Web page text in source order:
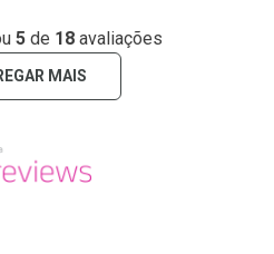
5de 18avaliações
MAIS